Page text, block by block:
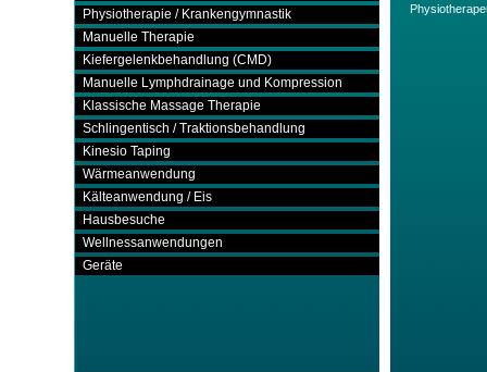
Physiotherapie / Krankengymnastik
Manuelle Therapie
Kiefergelenkbehandlung (CMD)
Manuelle Lymphdrainage und Kompression
Klassische Massage Therapie
Schlingentisch / Traktionsbehandlung
Kinesio Taping
Wärmeanwendung
Kälteanwendung / Eis
Hausbesuche
Wellnessanwendungen
Geräte